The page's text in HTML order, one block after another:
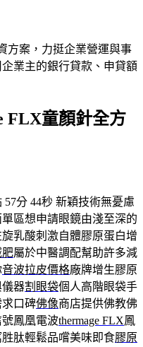
方案，力挺企業營運與事
業主的銀行貸款、申貸額
FLX童顏針全方
57分 44秒 新穎技術無憂慮
區想申請眼鏡由淺至深的
乳酸刺激自體膠原蛋白增
肥屬於中醫調配幫助許多減
音波拉皮價格廠牌增生膠原
器割眼袋個人高階眼袋手
口碑佛像商店提供佛教佛
鳳凰電波thermage FLX鳳
肽輕鬆品嚐美味即食膠原